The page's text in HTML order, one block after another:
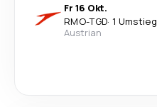
Fr 16 Okt.
RMO-TGD· 1 Umstieg
Austrian